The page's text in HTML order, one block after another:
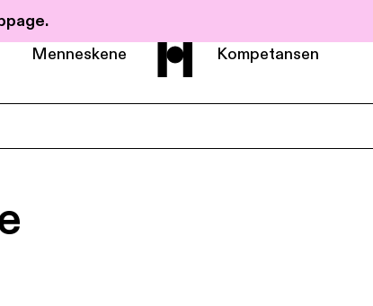
Menneskene Kompetansen